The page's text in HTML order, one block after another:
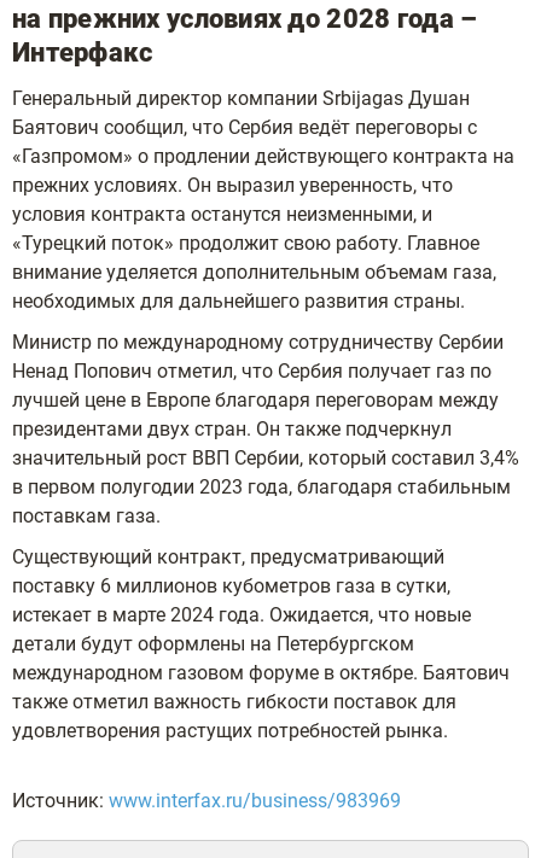
на прежних условиях до 2028 года –
Интерфакс
Генеральный директор компании Srbijagas Душан
Баятович сообщил, что Сербия ведёт переговоры с
«Газпромом» о продлении действующего контракта на
прежних условиях. Он выразил уверенность, что
условия контракта останутся неизменными, и
«Турецкий поток» продолжит свою работу. Главное
внимание уделяется дополнительным объемам газа,
необходимых для дальнейшего развития страны.
Министр по международному сотрудничеству Сербии
Ненад Попович отметил, что Сербия получает газ по
лучшей цене в Европе благодаря переговорам между
президентами двух стран. Он также подчеркнул
значительный рост ВВП Сербии, который составил 3,4%
в первом полугодии 2023 года, благодаря стабильным
поставкам газа.
Существующий контракт, предусматривающий
поставку 6 миллионов кубометров газа в сутки,
истекает в марте 2024 года. Ожидается, что новые
детали будут оформлены на Петербургском
международном газовом форуме в октябре. Баятович
также отметил важность гибкости поставок для
удовлетворения растущих потребностей рынка.
Источник: www.interfax.ru/business/983969